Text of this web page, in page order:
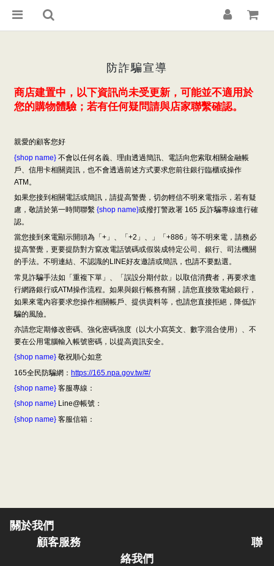
防詐騙宣導
商店建置中，以下資訊尚未受更新，可能並不適用於
您的購物體驗；若有任何疑問請與店家聯繫確認。
親愛的顧客您好
{shop name} 不會以任何名義、理由透過簡訊、電話向您索取相關金融帳
戶、信用卡相關資訊，也不會透過前述方式要求您前往銀行臨櫃或操作
ATM。
如果您接到相關電話或簡訊，請提高警覺，切勿輕信不明來電指示，若有疑
慮，敬請於第一時間聯繫 {shop name}或撥打警政署 165 反詐騙專線進行確
認。
當您接到來電顯示開頭為「+」、「+2」、」「+886」等不明來電，請務必
提高警覺，更要提防對方竄改電話號碼或假裝成特定公司、銀行、司法機關
的手法。不明連結、不認識的LINE好友邀請或簡訊，也請不要點選。
常見詐騙手法如「重複下單」、「誤設分期付款」以取信消費者，再要求進
行網路銀行或ATM操作流程。如果與銀行帳務有關，請您直接致電給銀行，
如果來電內容要求您操作相關帳戶、提供資料等，也請您直接拒絕，降低詐
騙的風險。
亦請您定期修改密碼、強化密碼強度（以大小寫英文、數字混合使用）、不
要在公用電腦輸入帳號密碼，以提高資訊安全。
{shop name} 敬祝順心如意
165全民防騙網： https://165.npa.gov.tw/#/
{shop name} 客服專線：
{shop name} Line@帳號：
{shop name} 客服信箱：
關於我們
顧客服務
聯
絡我們